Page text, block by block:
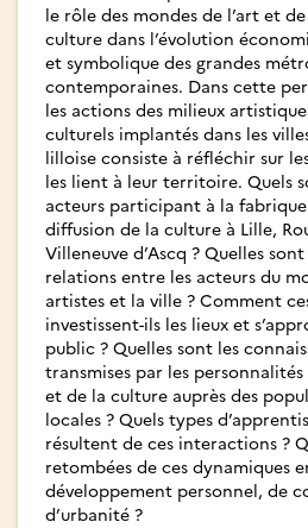
le rôle des mondes de l’art et
culture dans l’évolution
et symbolique des grandes
contemporaines. Dans cette
les actions des milieux
culturels implantés dans les
lilloise consiste à réfléchir sur
les lient à leur territoire. Quels
acteurs participant à la
diffusion de la culture à Lille,
Villeneuve d’Ascq ? Quelles sont
relations entre les acteurs du
artistes et la ville ? Comment
investissent-ils les lieux et
public ? Quelles sont les
transmises par les
et de la culture auprès des
locales ? Quels types
résultent de ces interactions ?
retombées de ces dynamiques
développement personnel, de
d’urbanité ?